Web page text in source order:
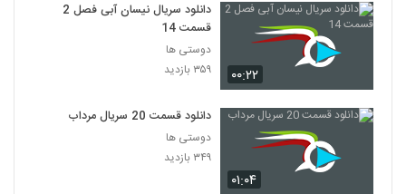
۰۰:۲۲
دانلود سریال نیسان آبی فصل 2
قسمت 14
دوستی ها
۳۵۹ بازدید
۰۱:۰۴
دانلود قسمت 20 سریال مرداب
دوستی ها
۳۴۹ بازدید